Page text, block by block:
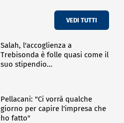
VEDI TUTTI
Salah, l'accoglienza a
Trebisonda è folle quasi come il
suo stipendio…
Pellacani: "Ci vorrà qualche
giorno per capire l'impresa che
ho fatto"